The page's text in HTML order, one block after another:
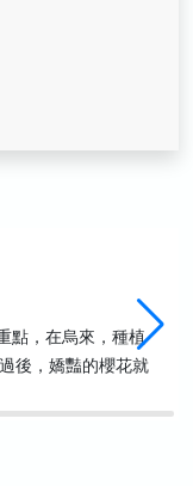
點，在烏來，種植
後，嬌豔的櫻花就